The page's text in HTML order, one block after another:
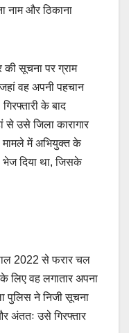
नाम और ठिकाना
की सूचना पर ग्राम
वह अपनी पहचान
के बाद
से उसे जिला कारागार
मामले में अभियुक्त के
भेज दिया था, जिसके
2022 से फरार चल
लिए वह लगातार अपना
पुलिस ने निजी सूचना
अंततः उसे गिरफ्तार